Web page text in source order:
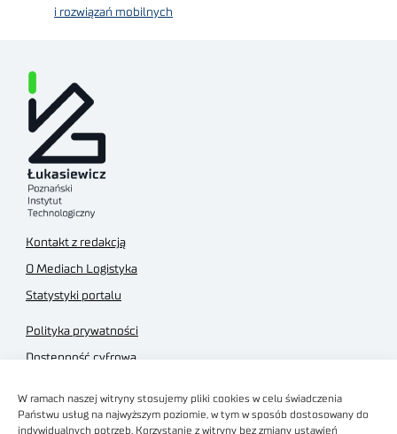
W ramach naszej witryny stosujemy pliki cookies w celu świadczenia
Państwu usług na najwyższym poziomie, w tym w sposób dostosowany do
indywidualnych potrzeb. Korzystanie z witryny bez zmiany ustawień
i rozwiązań mobilnych
Kontakt z redakcją
O Mediach Logistyka
Statystyki portalu
Polityka prywatności
Dostępność cyfrowa
Regulamin sklepu